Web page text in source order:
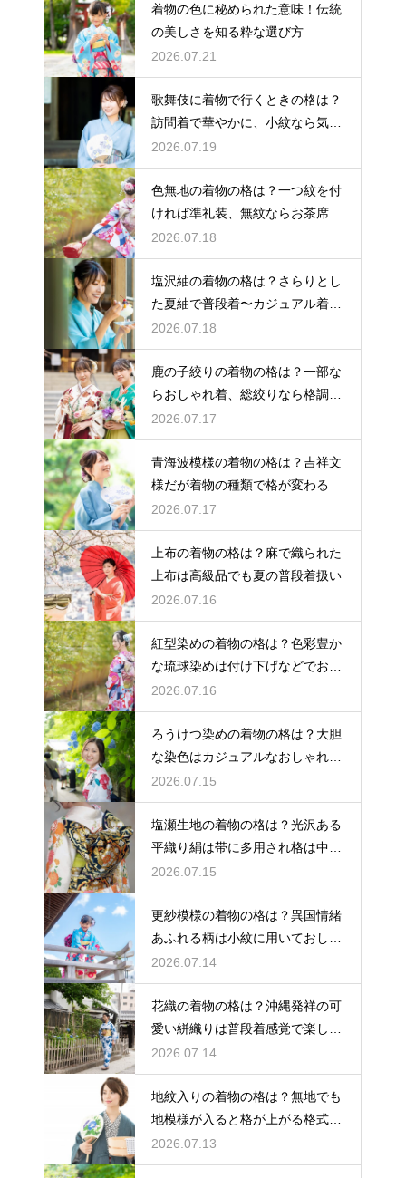
着物の色に秘められた意味！伝統
の美しさを知る粋な選び方
2026.07.21
歌舞伎に着物で行くときの格は？
訪問着で華やかに、小紋なら気軽
な観劇に
2026.07.19
色無地の着物の格は？一つ紋を付
ければ準礼装、無紋ならお茶席向
きの格
2026.07.18
塩沢紬の着物の格は？さらりとし
た夏紬で普段着〜カジュアル着物
として活躍
2026.07.18
鹿の子絞りの着物の格は？一部な
らおしゃれ着、総絞りなら格調高
い晴れ着に
2026.07.17
青海波模様の着物の格は？吉祥文
様だが着物の種類で格が変わる
2026.07.17
上布の着物の格は？麻で織られた
上布は高級品でも夏の普段着扱い
2026.07.16
紅型染めの着物の格は？色彩豊か
な琉球染めは付け下げなどでおし
ゃれ着向き
2026.07.16
ろうけつ染めの着物の格は？大胆
な染色はカジュアルなおしゃれ着
に最適
2026.07.15
塩瀬生地の着物の格は？光沢ある
平織り絹は帯に多用され格は中位
程度
2026.07.15
更紗模様の着物の格は？異国情緒
あふれる柄は小紋に用いておしゃ
れ着向き
2026.07.14
花織の着物の格は？沖縄発祥の可
愛い絣織りは普段着感覚で楽しめ
る
2026.07.14
地紋入りの着物の格は？無地でも
地模様が入ると格が上がる格式を
解説
2026.07.13